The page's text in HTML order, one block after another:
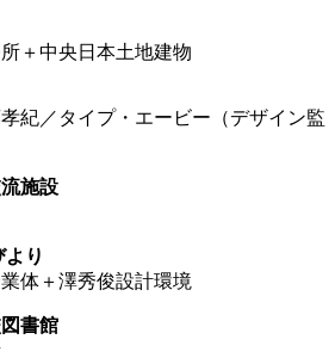
＋中央日本土地建物
紀／タイプ・エービー（デザイン監
施設
り
体＋澤秀俊設計環境
書館